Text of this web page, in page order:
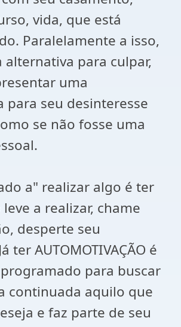
vida, que está
Paralelamente a isso,
alternativa para culpar,
uma
para seu desinteresse
se não fosse uma
a" realizar algo é ter
a realizar, chame
desperte seu
ter AUTOMOTIVAÇÃO é
para buscar
continuada aquilo que
e faz parte de seu